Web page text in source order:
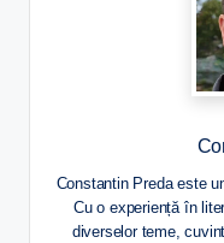
Constantin Preda este
Cu o experiență în
diverselor teme,